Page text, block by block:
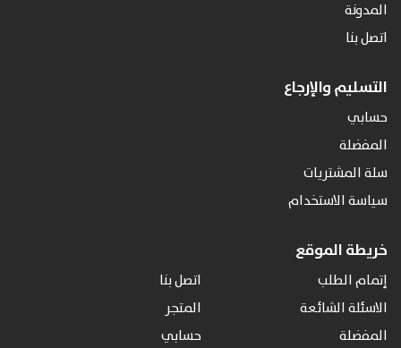
المدونة
اتصل بنا
التسليم والإرجاع
حسابي
المفضلة
سلة المشتريات
سياسة الاستخدام
خريطة الموقع
إتمام الطلب
اتصل بنا
الاسئلة الشائعة
المتجر
المفضلة
حسابي